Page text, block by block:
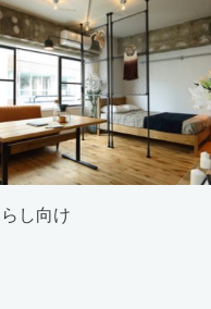
し向け